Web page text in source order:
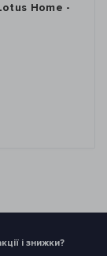
Home -
і знижки?